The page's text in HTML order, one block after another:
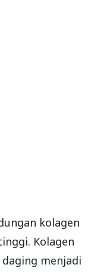
kolagen
Kolagen
menjadi